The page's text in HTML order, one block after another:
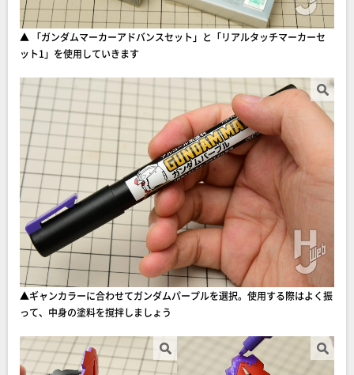
▲ 「ガンダムマーカーアドバンスセット」と「リアルタッチマーカーセ
ット1」を使用していきます
▲ギャンカラーに合わせてガンダムパープルを選択。使用する際はよく振
って、中身の塗料を撹拌しましょう